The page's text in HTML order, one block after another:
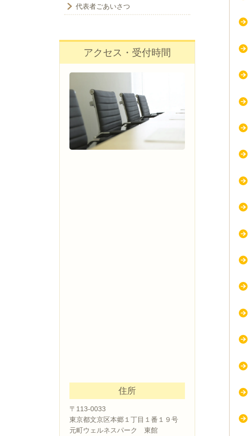
代表者ごあいさつ
アクセス・受付時間
住所
〒113-0033
東京都文京区本郷１丁目１番１９号
元町ウェルネスパーク 東館